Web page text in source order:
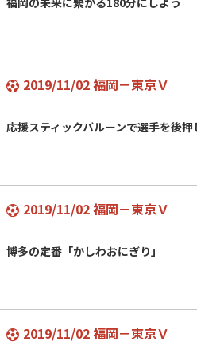
2019/11/02 福岡－東京Ｖ
応援スティックバルーンで選手を後
2019/11/02 福岡－東京Ｖ
博多の定番「かしわおにぎり」
2019/11/02 福岡－東京Ｖ